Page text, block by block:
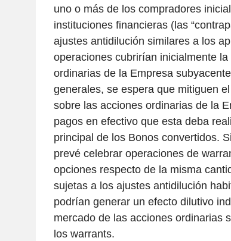
uno o más de los compradores
instituciones financieras (las
ajustes antidilución similares a los
operaciones cubrirían inicialmente
ordinarias de la Empresa
generales, se espera que mitiguen
sobre las acciones ordinarias de la
pagos en efectivo que esta deba
principal de los Bonos convertidos.
prevé celebrar operaciones de
opciones respecto de la misma
sujetas a los ajustes antidilución
podrían generar un efecto dilutivo
mercado de las acciones ordinarias
los warrants.